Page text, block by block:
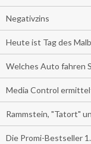
Negativzins
Heute ist Tag des
Welches Auto fahren
Media Control
Rammstein, "Tatort"
Die Promi-Bestseller